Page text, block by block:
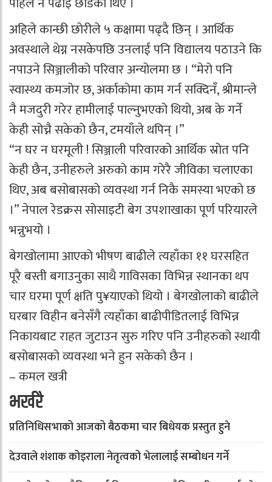
अहिले कान्छी छोरीले ५ कक्षामा पढ्दै छिन् । आर्थिक
अवस्थाले थेग्न नसकेपछि उनलाई पनि विद्यालय पठाउने कि
नपाउने सिञ्जालीको परिवार अन्योलमा छ । “मेरो पनि
स्वास्थ्य कमजोर छ, अर्काकोमा काम गर्न सक्दिनँ, श्रीमान्ले
नै मजदुरी गरेर हामीलाई पाल्नुभएको थियो, अब के गर्ने
केही सोच्नै सकेको छैन, टमयाँले थपिन् ।”
“न घर न घरमूली ! सिञ्जाली परिवारको आर्थिक स्रोत पनि
केही छैन, उनीहरुले अरुको काम गरेरै जीविका चलाएका
थिए, अब बसोबासको व्यवस्था गर्न निकै समस्या भएको छ
।” नेपाल रेडक्रस सोसाइटी बेग उपशाखाका पूर्ण परियारले
भन्नुभयो ।
बेगखोलामा आएको भीषण बाढीले त्यहाँका ११ घरसहित
पूरै बस्ती बगाउनुका साथै गाविसका विभिन्न स्थानका थप
चार घरमा पूर्ण क्षति पु¥याएको थियो । बेगखोलाको बाढीले
घरबार विहीन बनेसँगै त्यहाँका बाढीपीडितलाई विभिन्न
निकायबाट राहत जुटाउन सुरु गरिए पनि उनीहरुको स्थायी
बसोबासको व्यवस्था भने हुन सकेको छैन ।
– कमल खत्री
भर्खरै
प्रतिनिधिसभाको आजको बैठकमा चार बिधेयक प्रस्तुत हुने
देउवाले शंशाक कोइराला नेतृत्वको भेलालाई सम्बोधन गर्ने